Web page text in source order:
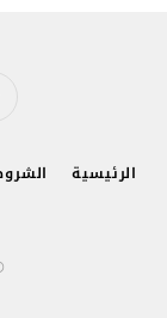
الرئيسية
©